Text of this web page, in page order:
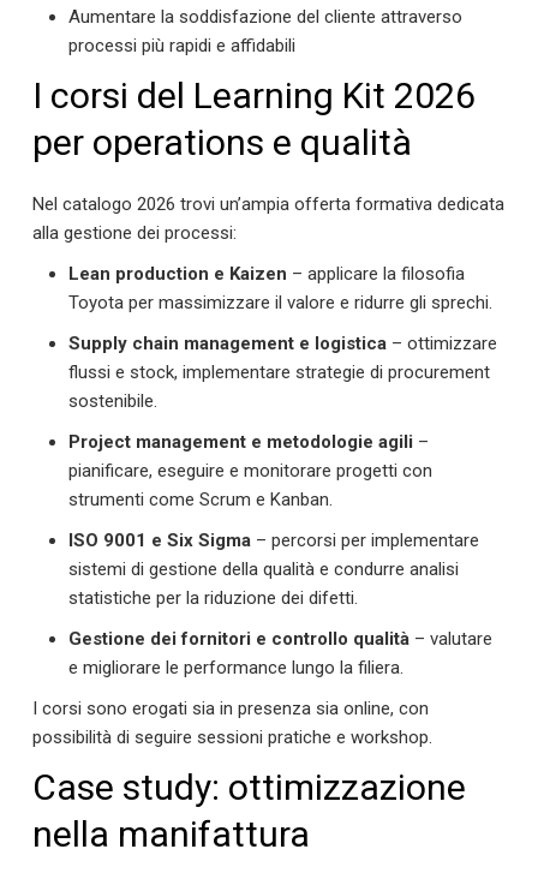
Aumentare la soddisfazione del cliente attraverso
processi più rapidi e affidabili
I corsi del Learning Kit 2026
per operations e qualità
Nel catalogo 2026 trovi un’ampia offerta formativa dedicata
alla gestione dei processi:
Lean production e Kaizen – applicare la filosofia
Toyota per massimizzare il valore e ridurre gli sprechi.
Supply chain management e logistica – ottimizzare
flussi e stock, implementare strategie di procurement
sostenibile.
Project management e metodologie agili –
pianificare, eseguire e monitorare progetti con
strumenti come Scrum e Kanban.
ISO 9001 e Six Sigma– percorsi per implementare
sistemi di gestione della qualità e condurre analisi
statistiche per la riduzione dei difetti.
Gestione dei fornitori e controllo qualità – valutare
e migliorare le performance lungo la filiera.
I corsi sono erogati sia in presenza sia online, con
possibilità di seguire sessioni pratiche e workshop.
Case study: ottimizzazione
nella manifattura